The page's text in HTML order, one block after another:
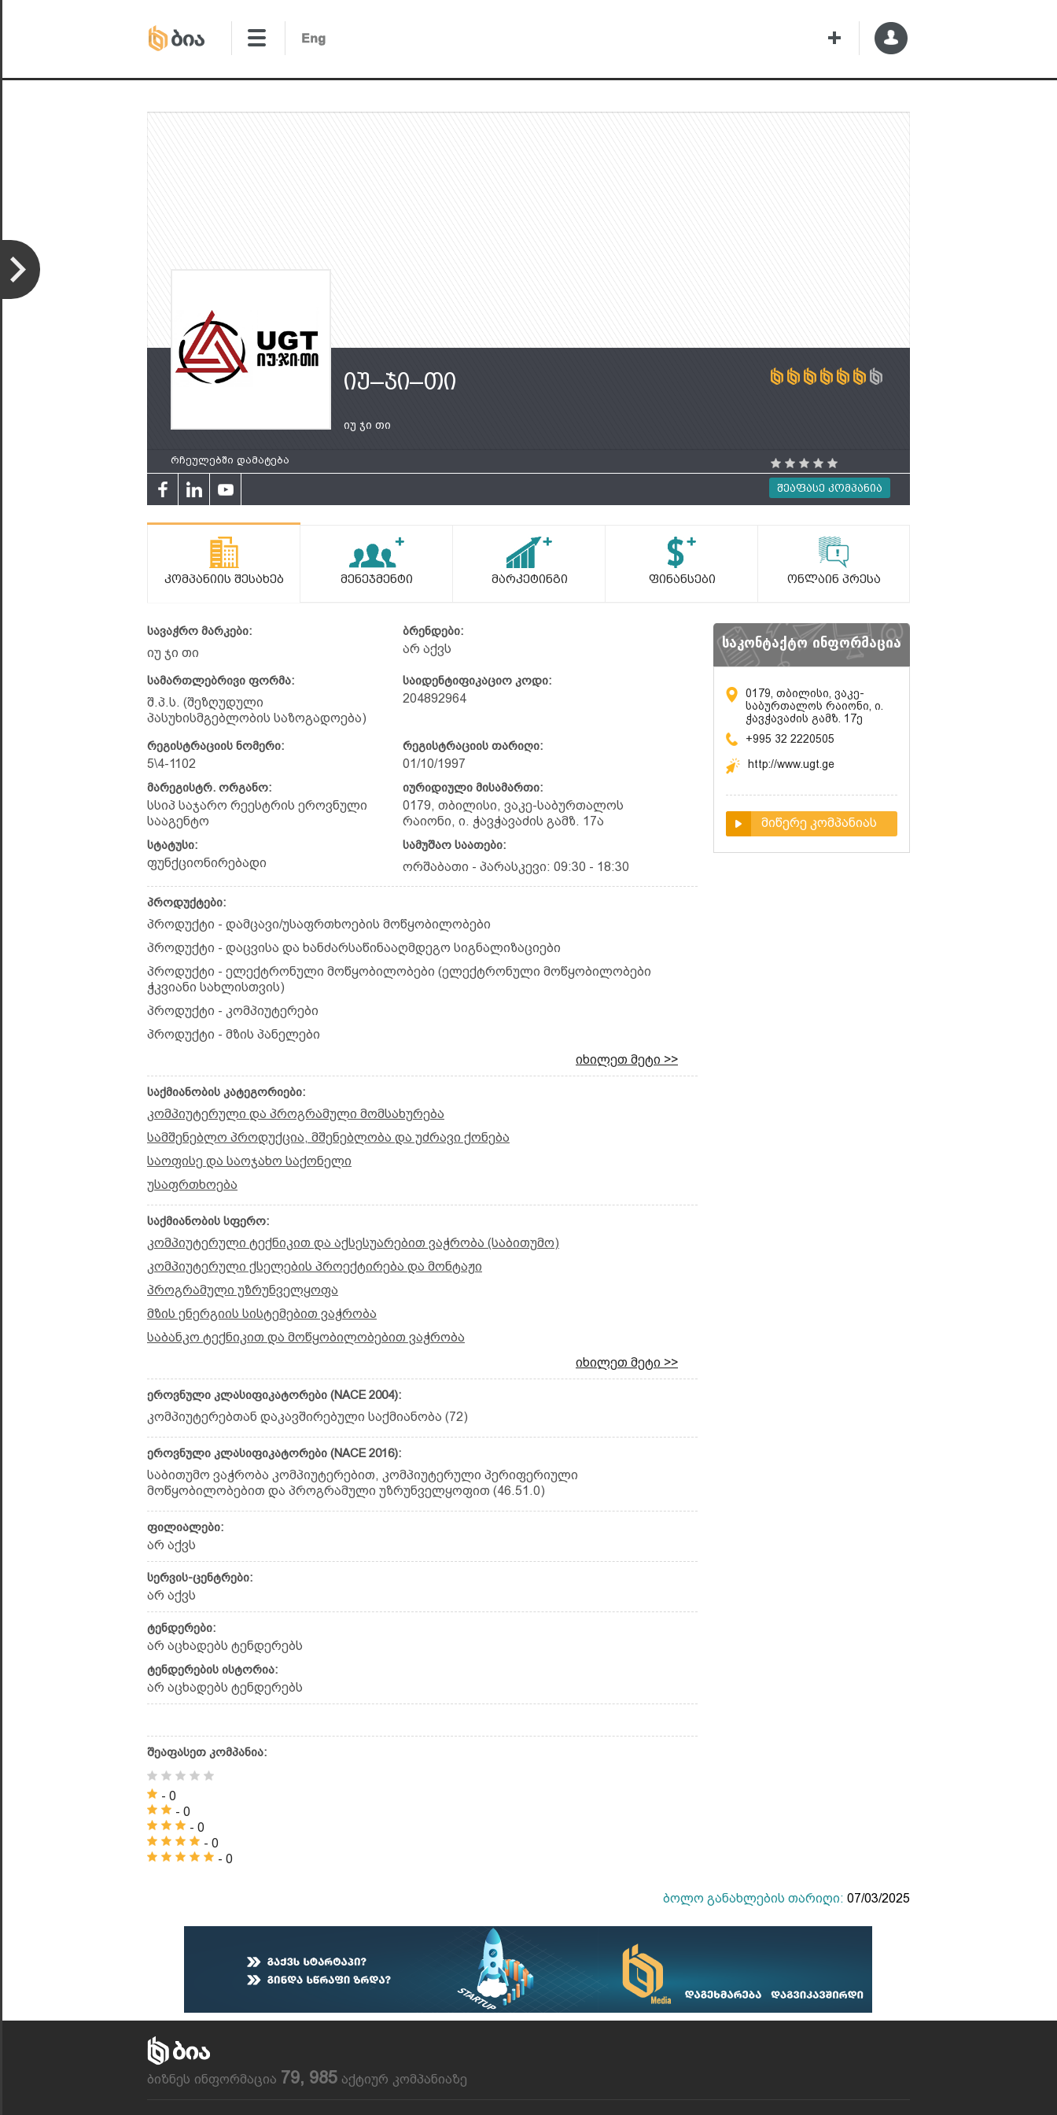
იუ–ჯი–თი
იუ ჯი თი
Შეაფასე Კომპანია
რჩეულებში დამატება
Კომპანიის Შესახებ Მენეჯმენტი Მარკეტინგი Ფინანსები Ონლაინ Პრესა
სავაჭრო მარკები:
იუ ჯი თი
ბრენდები:
არ აქვს
სამართლებრივი ფორმა:
შ.პ.ს. (შეზღუდული
პასუხისმგებლობის საზოგადოება)
საიდენტიფიკაციო კოდი:
204892964
რეგისტრაციის ნომერი:
5\4-1102
რეგისტრაციის თარიღი:
01/10/1997
მარეგისტრ. ორგანო:
სსიპ საჯარო რეესტრის ეროვნული
სააგენტო
იურიდიული მისამართი:
0179, თბილისი, ვაკე-საბურთალოს
რაიონი, ი. ჭავჭავაძის გამზ. 17ა
სტატუსი:
ფუნქციონირებადი
სამუშაო საათები:
ორშაბათი - პარასკევი: 09:30 - 18:30
პროდუქტები:
პროდუქტი - დამცავი/უსაფრთხოების მოწყობილობები
პროდუქტი - დაცვისა და ხანძარსაწინააღმდეგო სიგნალიზაციები
პროდუქტი - ელექტრონული მოწყობილობები (ელექტრონული მოწყობილობები
ჭკვიანი სახლისთვის)
პროდუქტი - კომპიუტერები
პროდუქტი - მზის პანელები
იხილეთ მეტი >>
საქმიანობის კატეგორიები:
კომპიუტერული და პროგრამული მომსახურება
სამშენებლო პროდუქცია, მშენებლობა და უძრავი ქონება
საოფისე და საოჯახო საქონელი
უსაფრთხოება
საქმიანობის სფერო:
კომპიუტერული ტექნიკით და აქსესუარებით ვაჭრობა (საბითუმო)
კომპიუტერული ქსელების პროექტირება და მონტაჟი
პროგრამული უზრუნველყოფა
მზის ენერგიის სისტემებით ვაჭრობა
საბანკო ტექნიკით და მოწყობილობებით ვაჭრობა
იხილეთ მეტი >>
ეროვნული კლასიფიკატორები (NACE 2004):
კომპიუტერებთან დაკავშირებული საქმიანობა (72)
ეროვნული კლასიფიკატორები (NACE 2016):
საბითუმო ვაჭრობა კომპიუტერებით, კომპიუტერული პერიფერიული
მოწყობილობებით და პროგრამული უზრუნველყოფით (46.51.0)
ფილიალები:
არ აქვს
სერვის-ცენტრები:
არ აქვს
ტენდერები:
არ აცხადებს ტენდერებს
ტენდერების ისტორია:
არ აცხადებს ტენდერებს
შეაფასეთ კომპანია:
- 0
- 0
- 0
- 0
- 0
საკონტაქტო ინფორმაცია
0179, თბილისი, ვაკე-
საბურთალოს რაიონი, ი.
ჭავჭავაძის გამზ. 17ე
+995 32 2220505
http://www.ugt.ge
მიწერე კომპანიას
ბოლო განახლების თარიღი: 07/03/2025
ბიზნეს ინფორმაცია 79, 985 აქტიურ კომპანიაზე